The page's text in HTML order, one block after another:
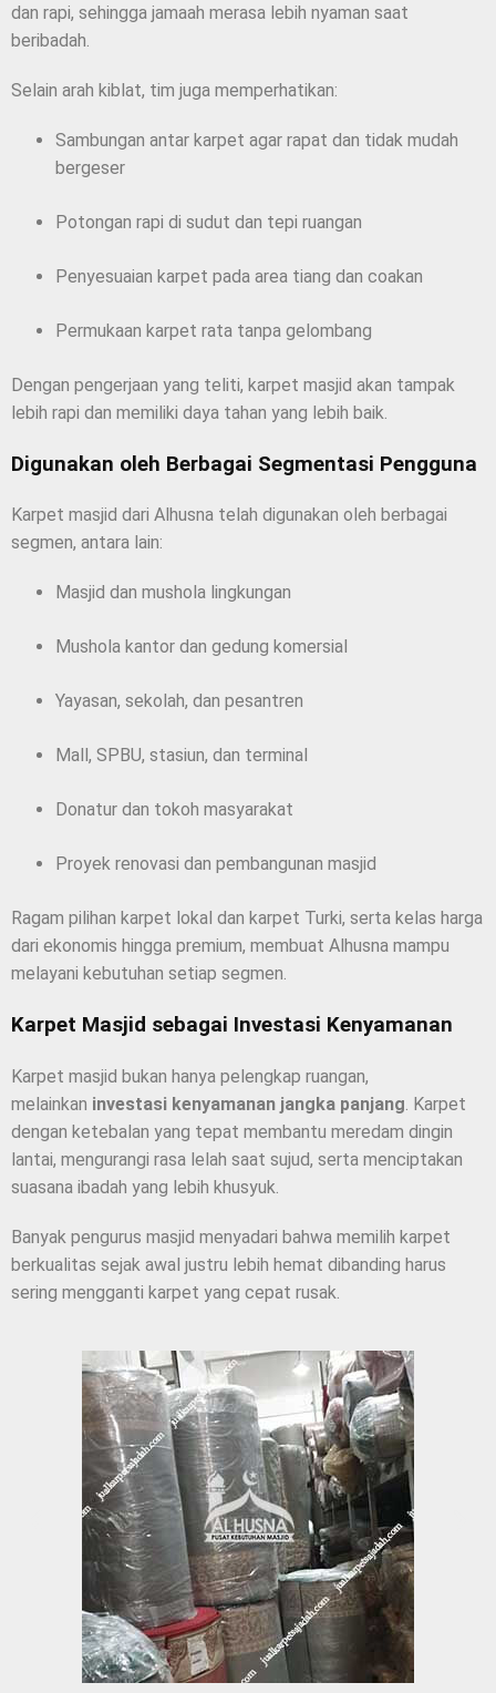
dan rapi, sehingga jamaah merasa lebih nyaman saat
beribadah.
Selain arah kiblat, tim juga memperhatikan:
Sambungan antar karpet agar rapat dan tidak mudah
bergeser
Potongan rapi di sudut dan tepi ruangan
Penyesuaian karpet pada area tiang dan coakan
Permukaan karpet rata tanpa gelombang
Dengan pengerjaan yang teliti, karpet masjid akan tampak
lebih rapi dan memiliki daya tahan yang lebih baik.
Digunakan oleh Berbagai Segmentasi Pengguna
Karpet masjid dari Alhusna telah digunakan oleh berbagai
segmen, antara lain:
Masjid dan mushola lingkungan
Mushola kantor dan gedung komersial
Yayasan, sekolah, dan pesantren
Mall, SPBU, stasiun, dan terminal
Donatur dan tokoh masyarakat
Proyek renovasi dan pembangunan masjid
Ragam pilihan karpet lokal dan karpet Turki, serta kelas harga
dari ekonomis hingga premium, membuat Alhusna mampu
melayani kebutuhan setiap segmen.
Karpet Masjid sebagai Investasi Kenyamanan
Karpet masjid bukan hanya pelengkap ruangan,
melainkan investasi kenyamanan jangka panjang. Karpet
dengan ketebalan yang tepat membantu meredam dingin
lantai, mengurangi rasa lelah saat sujud, serta menciptakan
suasana ibadah yang lebih khusyuk.
Banyak pengurus masjid menyadari bahwa memilih karpet
berkualitas sejak awal justru lebih hemat dibanding harus
sering mengganti karpet yang cepat rusak.